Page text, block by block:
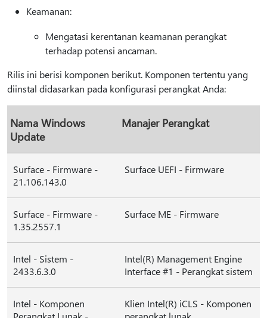
Keamanan:
Mengatasi kerentanan keamanan perangkat
terhadap potensi ancaman.
Rilis ini berisi komponen berikut. Komponen tertentu yang
diinstal didasarkan pada konfigurasi perangkat Anda:
Nama Windows
Update
Manajer Perangkat
Surface - Firmware -
21.106.143.0
Surface UEFI - Firmware
Surface - Firmware -
1.35.2557.1
Surface ME - Firmware
Intel - Sistem -
2433.6.3.0
Intel(R) Management Engine
Interface #1 - Perangkat sistem
Intel - Komponen
Klien Intel(R) iCLS - Komponen